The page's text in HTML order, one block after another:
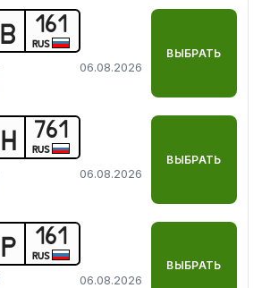
Р 161
RUS
06.08.2026
ВЫБРАТЬ
В 161
RUS
06.08.2026
ВЫБРАТЬ
Н 761
RUS
06.08.2026
ВЫБРАТЬ